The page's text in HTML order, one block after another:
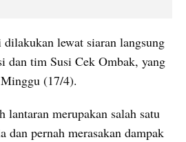
lewat siaran langsung
dan tim Susi Cek Ombak, yang
(17/4).
merupakan salah satu
dan pernah merasakan dampak